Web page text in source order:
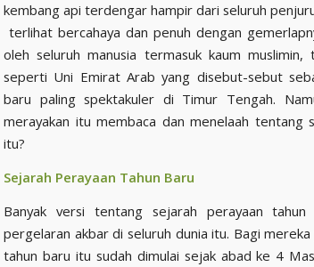
kembang api terdengar hampir dari seluruh
terlihat bercahaya dan penuh dengan
oleh seluruh manusia termasuk kaum
seperti Uni Emirat Arab yang disebut-sebut
baru paling spektakuler di Timur Tengah.
merayakan itu membaca dan menelaah tentang
itu?
Sejarah Perayaan Tahun Baru
Banyak versi tentang sejarah perayaan
pergelaran akbar di seluruh dunia itu. Bagi
tahun baru itu sudah dimulai sejak abad ke 4